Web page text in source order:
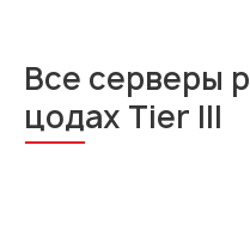
Все серверы
цодах Tier III